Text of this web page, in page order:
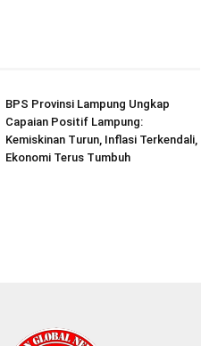
BPS Provinsi Lampung Ungkap
Capaian Positif Lampung:
Kemiskinan Turun, Inflasi Terkendali,
Ekonomi Terus Tumbuh